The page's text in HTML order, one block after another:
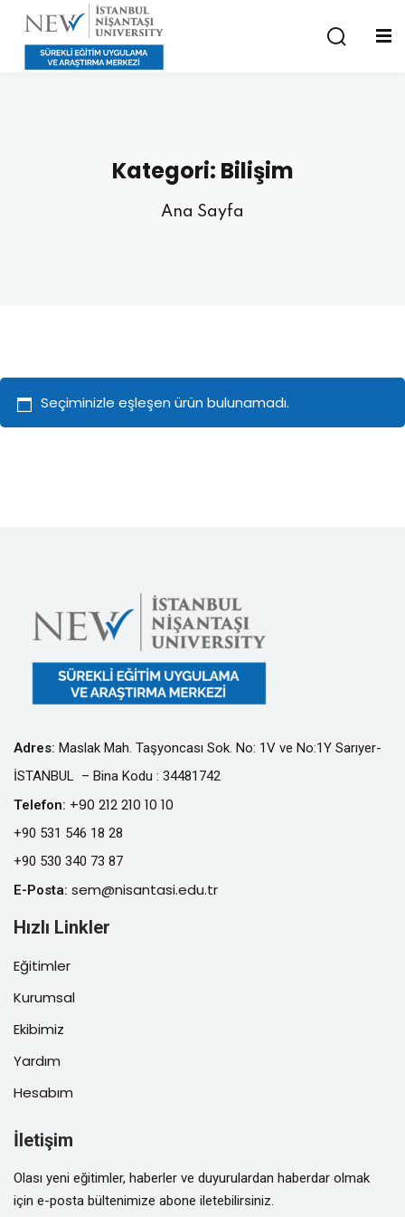
Kategori: Bilişim
Ana Sayfa
Seçiminizle eşleşen ürün bulunamadı.
Adres: Maslak Mah. Taşyoncası Sok. No: 1V ve No:1Y Sarıyer-
İSTANBUL – Bina Kodu : 34481742
Telefon: +90 212 210 10 10
+90 531 546 18 28
+90 530 340 73 87
E-Posta: sem@nisantasi.edu.tr
Hızlı Linkler
Eğitimler
Kurumsal
Ekibimiz
Yardım
Hesabım
İletişim
Olası yeni eğitimler, haberler ve duyurulardan haberdar olmak
için e-posta bültenimize abone iletebilirsiniz.